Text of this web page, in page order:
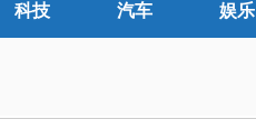
科技 汽车 娱乐